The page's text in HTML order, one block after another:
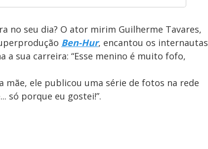
no seu dia? O ator mirim Guilherme Tavares,
Ben-Hur, encantou os internautas
sua carreira: “Esse menino é muito fofo,
ele publicou uma série de fotos na rede
só porque eu gostei!”.